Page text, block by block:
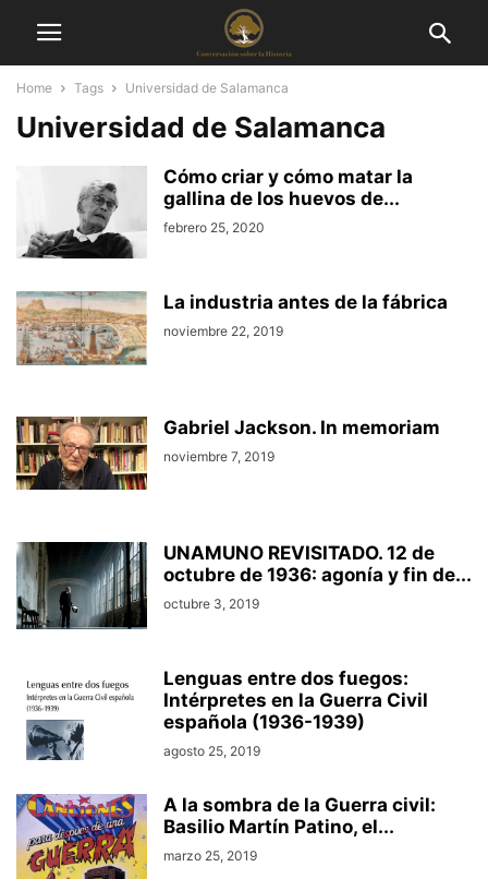
Home Tags Universidad de Salamanca
Universidad de Salamanca
Cómo criar y cómo matar la
gallina de los huevos de...
febrero 25, 2020
La industria antes de la fábrica
noviembre 22, 2019
Gabriel Jackson. In memoriam
noviembre 7, 2019
UNAMUNO REVISITADO. 12 de
octubre de 1936: agonía y fin de...
octubre 3, 2019
Lenguas entre dos fuegos:
Intérpretes en la Guerra Civil
española (1936-1939)
agosto 25, 2019
A la sombra de la Guerra civil:
Basilio Martín Patino, el...
marzo 25, 2019